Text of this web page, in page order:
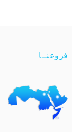
فروعنــا